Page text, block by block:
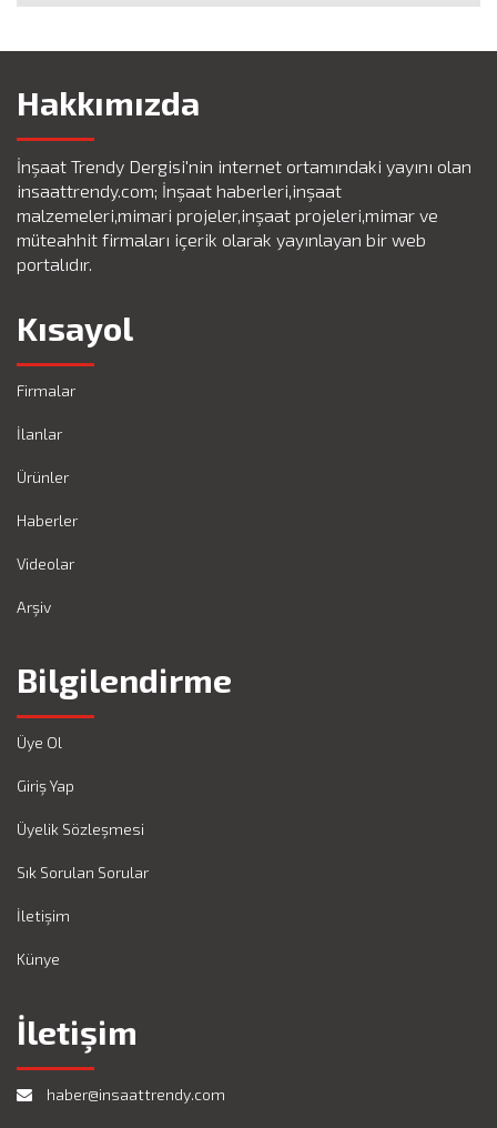
Hakkımızda
İnşaat Trendy Dergisi'nin internet ortamındaki yayını olan
insaattrendy.com; İnşaat haberleri,inşaat
malzemeleri,mimari projeler,inşaat projeleri,mimar ve
müteahhit firmaları içerik olarak yayınlayan bir web
portalıdır.
Kısayol
Firmalar
İlanlar
Ürünler
Haberler
Videolar
Arşiv
Bilgilendirme
Üye Ol
Giriş Yap
Üyelik Sözleşmesi
Sık Sorulan Sorular
İletişim
Künye
İletişim
haber@insaattrendy.com